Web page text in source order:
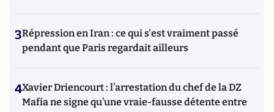
3Répression en Iran : ce qui s'est vraiment passé
pendant que Paris regardait ailleurs
4Xavier Driencourt : l’arrestation du chef de la DZ
Mafia ne signe qu’une vraie-fausse détente entre